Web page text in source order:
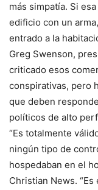
más simpatía. Si
edificio con un
entrado a la
Greg Swenson,
criticado esos
conspirativas, pero
que deben
políticos de alto
“Es totalmente
ningún tipo de
hospedaban en el
Christian News.